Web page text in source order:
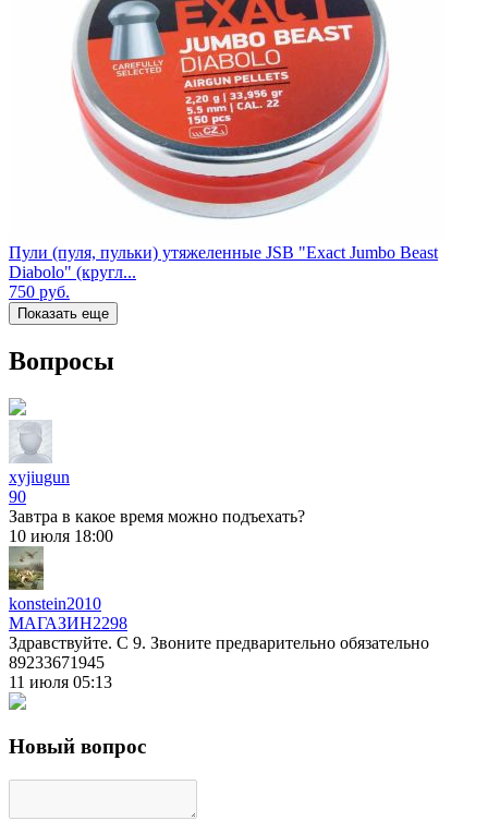
Пули (пуля, пульки) утяжеленные JSB "Exact Jumbo Beast
Diabolo" (кругл...
750 руб.
Показать еще
Вопросы
xyjiugun
90
Завтра в какое время можно подъехать?
10 июля 18:00
konstein2010
МАГАЗИН2298
Здравствуйте. С 9. Звоните предварительно обязательно
89233671945
11 июля 05:13
Новый вопрос